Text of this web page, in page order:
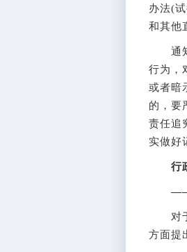
办法(
和其他
通知
行为，
或者暗
的，要
责任追
实做好
行
——
对于
方面提